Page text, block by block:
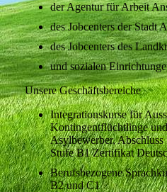
der Agentur für Arbeit
des Jobcenters der Stadt
des Jobcenters des
und sozialen
Unsere Geschäftsbereiche
Integrationskurse für
Kontingentflüchtlinge
Asylbewerber,
Stufe B1 Zertifikat
Berufsbezogene
B2 und C1